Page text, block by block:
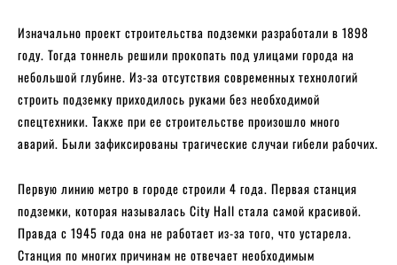
Изначально проект строительства подземки разработали в 1898
году. Тогда тоннель решили прокопать под улицами города на
небольшой глубине. Из-за отсутствия современных технологий
строить подземку приходилось руками без необходимой
спецтехники. Также при ее строительстве произошло много
аварий. Были зафиксированы трагические случаи гибели рабочих.
Первую линию метро в городе строили 4 года. Первая станция
подземки, которая называлась City Hall стала самой красивой.
Правда с 1945 года она не работает из-за того, что устарела.
Станция по многих причинам не отвечает необходимым